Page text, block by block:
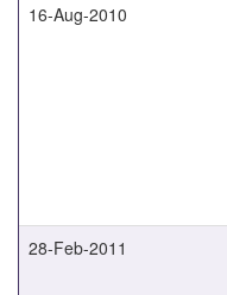
16-Aug-2010
28-Feb-2011